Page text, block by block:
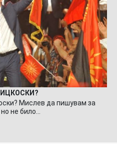
Мислев да пишувам за
не било…